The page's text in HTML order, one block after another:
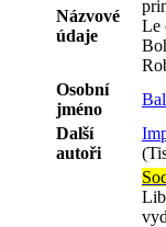
Názvové
údaje
Le
Osobní
jméno
Další
autoři